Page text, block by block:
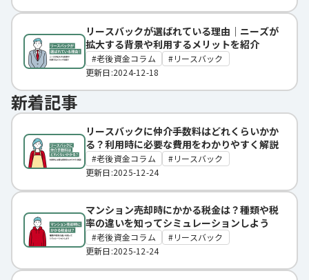
リースバックが選ばれている理由｜ニーズが
拡大する背景や利用するメリットを紹介
老後資金コラム
リースバック
更新日:2024-12-18
新着記事
リースバックに仲介手数料はどれくらいかか
る？利用時に必要な費用をわかりやすく解説
老後資金コラム
リースバック
更新日:2025-12-24
マンション売却時にかかる税金は？種類や税
率の違いを知ってシミュレーションしよう
老後資金コラム
リースバック
更新日:2025-12-24